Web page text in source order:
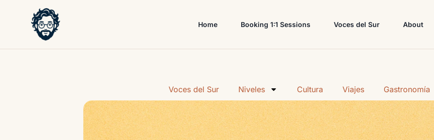
Home Booking 1:1 Sessions Voces del Sur About
Voces del Sur Niveles Cultura Viajes Gastronomía